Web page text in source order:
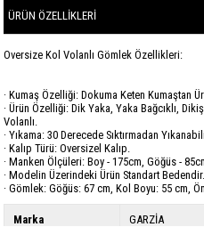
ÜRÜN ÖZELLIKLERI
Oversize Kol Volanlı Gömlek Özellikleri:
· Kumaş Özelliği: Dokuma Keten Kumaştan
· Ürün Özelliği: Dik Yaka, Yaka Bağcıklı,
Volanlı.
· Yıkama: 30 Derecede Sıktırmadan
· Kalıp Türü: Oversizel Kalıp.
· Manken Ölçüleri: Boy - 175cm, Göğüs -
· Modelin Üzerindeki Ürün Standart Bedendir.
· Gömlek: Göğüs: 67 cm, Kol Boyu: 55 cm,
Marka GARZİA